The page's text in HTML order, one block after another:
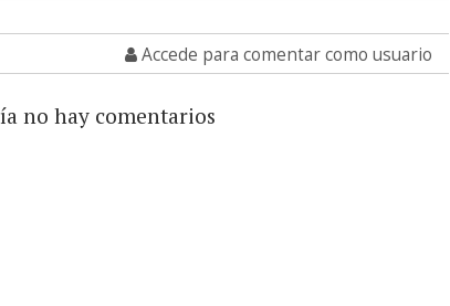
Accede para comentar como usuario
no hay comentarios